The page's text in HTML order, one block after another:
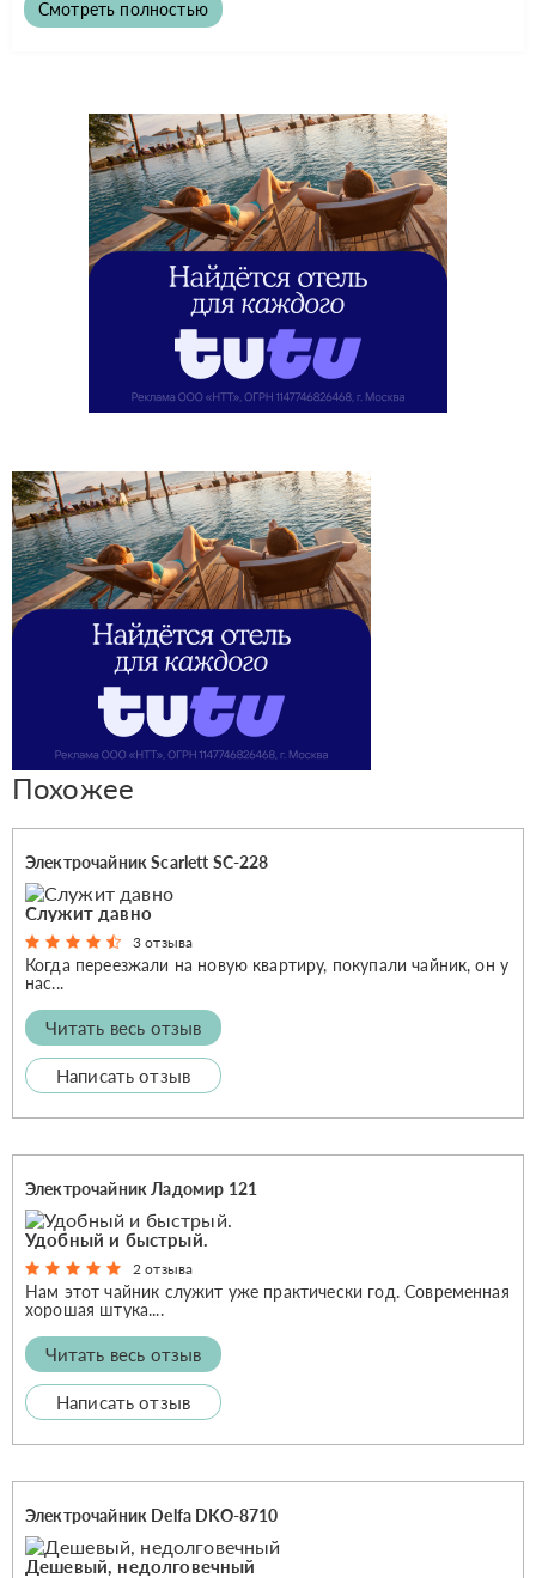
Смотреть полностью
Похожее
Электрочайник Scarlett SC-228
Служит давно
3 отзыва
Когда переезжали на новую квартиру, покупали чайник, он у
нас...
Читать весь отзыв
Написать отзыв
Электрочайник Ладомир 121
Удобный и быстрый.
2 отзыва
Нам этот чайник служит уже практически год. Современная
хорошая штука....
Читать весь отзыв
Написать отзыв
Электрочайник Delfa DKO-8710
Дешевый, недолговечный